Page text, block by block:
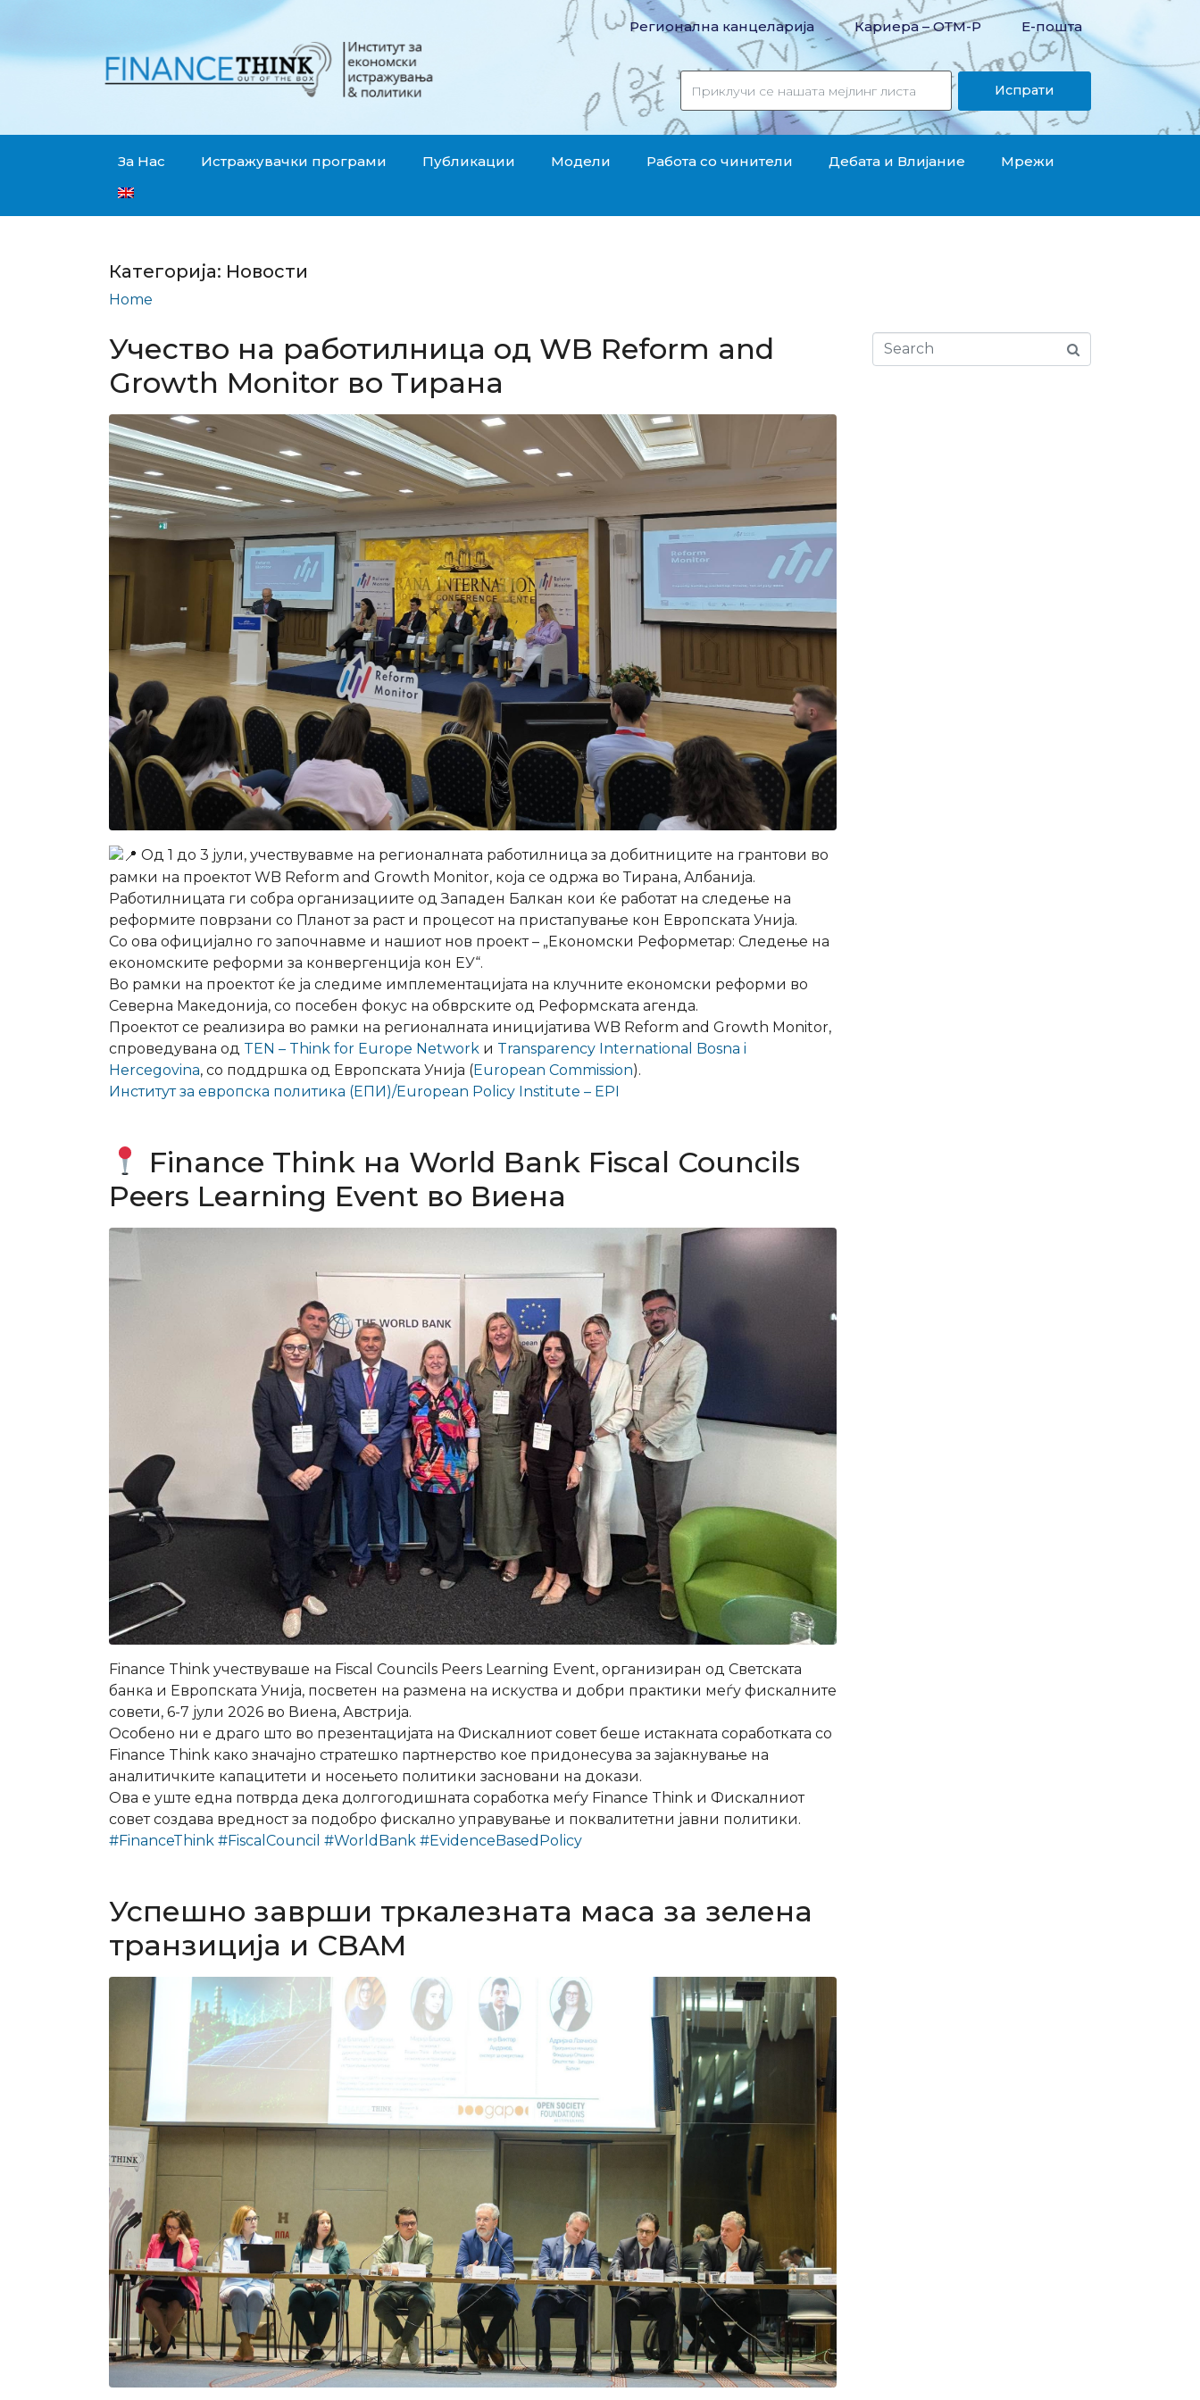
Регионална канцеларија Кариера – OТМ-Р Е-пошта
Испрати
За Нас Истражувачки програми Публикации Модели Работа со чинители Дебата и Влијание Мрежи
Категорија: Новости
Home
Учество на работилница од WB Reform and
Growth Monitor во Тирана
Од 1 до 3 јули, учествувавме на регионалната работилница за добитниците на грантови во
рамки на проектот WB Reform and Growth Monitor, која се одржа во Тирана, Албанија.
Работилницата ги собра организациите од Западен Балкан кои ќе работат на следење на
реформите поврзани со Планот за раст и процесот на пристапување кон Европската Унија.
Со ова официјално го започнавме и нашиот нов проект – „Економски Реформетар: Следење на
економските реформи за конвергенција кон ЕУ“.
Во рамки на проектот ќе ја следиме имплементацијата на клучните економски реформи во
Северна Македонија, со посебен фокус на обврските од Реформската агенда.
Проектот се реализира во рамки на регионалната иницијатива WB Reform and Growth Monitor,
спроведувана од TEN – Think for Europe Network и Transparency International Bosna i
Hercegovina, со поддршка од Европската Унија (European Commission).
Институт за европска политика (ЕПИ)/European Policy Institute – EPI
Finance Think на World Bank Fiscal Councils
Peers Learning Event во Виена
Finance Think учествуваше на Fiscal Councils Peers Learning Event, организиран од Светската
банка и Европската Унија, посветен на размена на искуства и добри практики меѓу фискалните
совети, 6-7 јули 2026 во Виена, Австрија.
Особено ни е драго што во презентацијата на Фискалниот совет беше истакната соработката со
Finance Think како значајно стратешко партнерство кое придонесува за зајакнување на
аналитичките капацитети и носењето политики засновани на докази.
Ова е уште една потврда дека долгогодишната соработка меѓу Finance Think и Фискалниот
совет создава вредност за подобро фискално управување и поквалитетни јавни политики.
#FinanceThink #FiscalCouncil #WorldBank #EvidenceBasedPolicy
Успешно заврши тркалезната маса за зелена
транзиција и CBAM